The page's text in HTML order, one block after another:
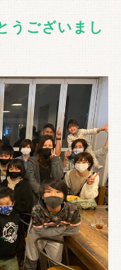
うございまし